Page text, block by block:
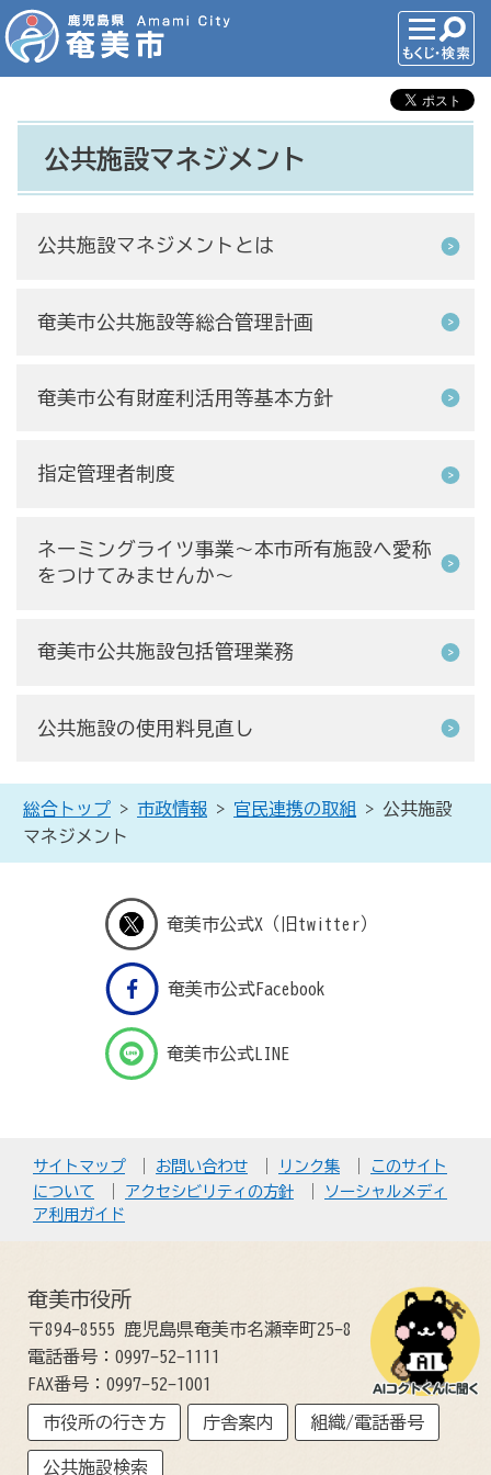
公共施設マネジメント
公共施設マネジメントとは
奄美市公共施設等総合管理計画
奄美市公有財産利活用等基本方針
指定管理者制度
ネーミングライツ事業～本市所有施設へ愛称
をつけてみませんか～
奄美市公共施設包括管理業務
公共施設の使用料見直し
総合トップ > 市政情報 > 官民連携の取組
> 公共施設
マネジメント
奄美市公式X（旧twitter）
奄美市公式Facebook
奄美市公式LINE
サイトマップ お問い合わせ リンク集
このサイト
について
アクセシビリティの方針
ソーシャルメディ
ア利用ガイド
奄美市役所
〒894-8555 鹿児島県奄美市名瀬幸町25-8
電話番号：0997-52-1111
FAX番号：0997-52-1001
市役所の行き方 庁舎案内 組織/電話番号
公共施設検索